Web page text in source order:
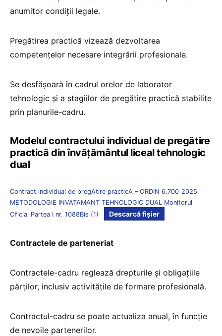
anumitor condiții legale.
Pregătirea practică vizează dezvoltarea
competențelor necesare integrării profesionale.
Se desfășoară în cadrul orelor de laborator
tehnologic și a stagiilor de pregătire practică stabilite
prin planurile-cadru.
Modelul contractului individual de pregătire
practică din învățământul liceal tehnologic
dual
Contract individual de pregAtire practicA – ORDIN 6.700_2025
METODOLOGIE INVATAMANT TEHNOLOGIC DUAL Monitorul
Oficial Partea I nr. 1088Bis (1)
Descarcă fișier
Contractele de parteneriat
Contractele-cadru reglează drepturile și obligațiile
părților, inclusiv activitățile de formare profesională.
Contractul-cadru se poate actualiza anual, în funcție
de nevoile partenerilor.